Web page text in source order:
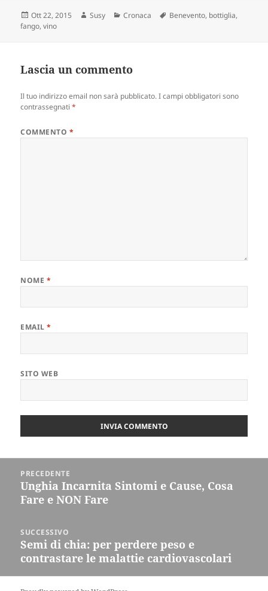
Scritto
il
Ott 22, 2015 Autore
Susy Categorie
Cronaca Tag
Benevento, bottiglia,
fango,vino
Lascia un commento
Il tuo indirizzo email non sarà pubblicato. I campi obbligatori sono
contrassegnati*
COMMENTO *
NOME *
EMAIL*
SITO WEB
articoliPRECEDENTE
Articolo
precedente:
Unghia Incarnita Sintomi e Cause, Cosa
Fare e NON Fare
SUCCESSIVO
Articolo
successivo:
Semi di chia: per perdere peso e
contrastare le malattie cardiovascolari